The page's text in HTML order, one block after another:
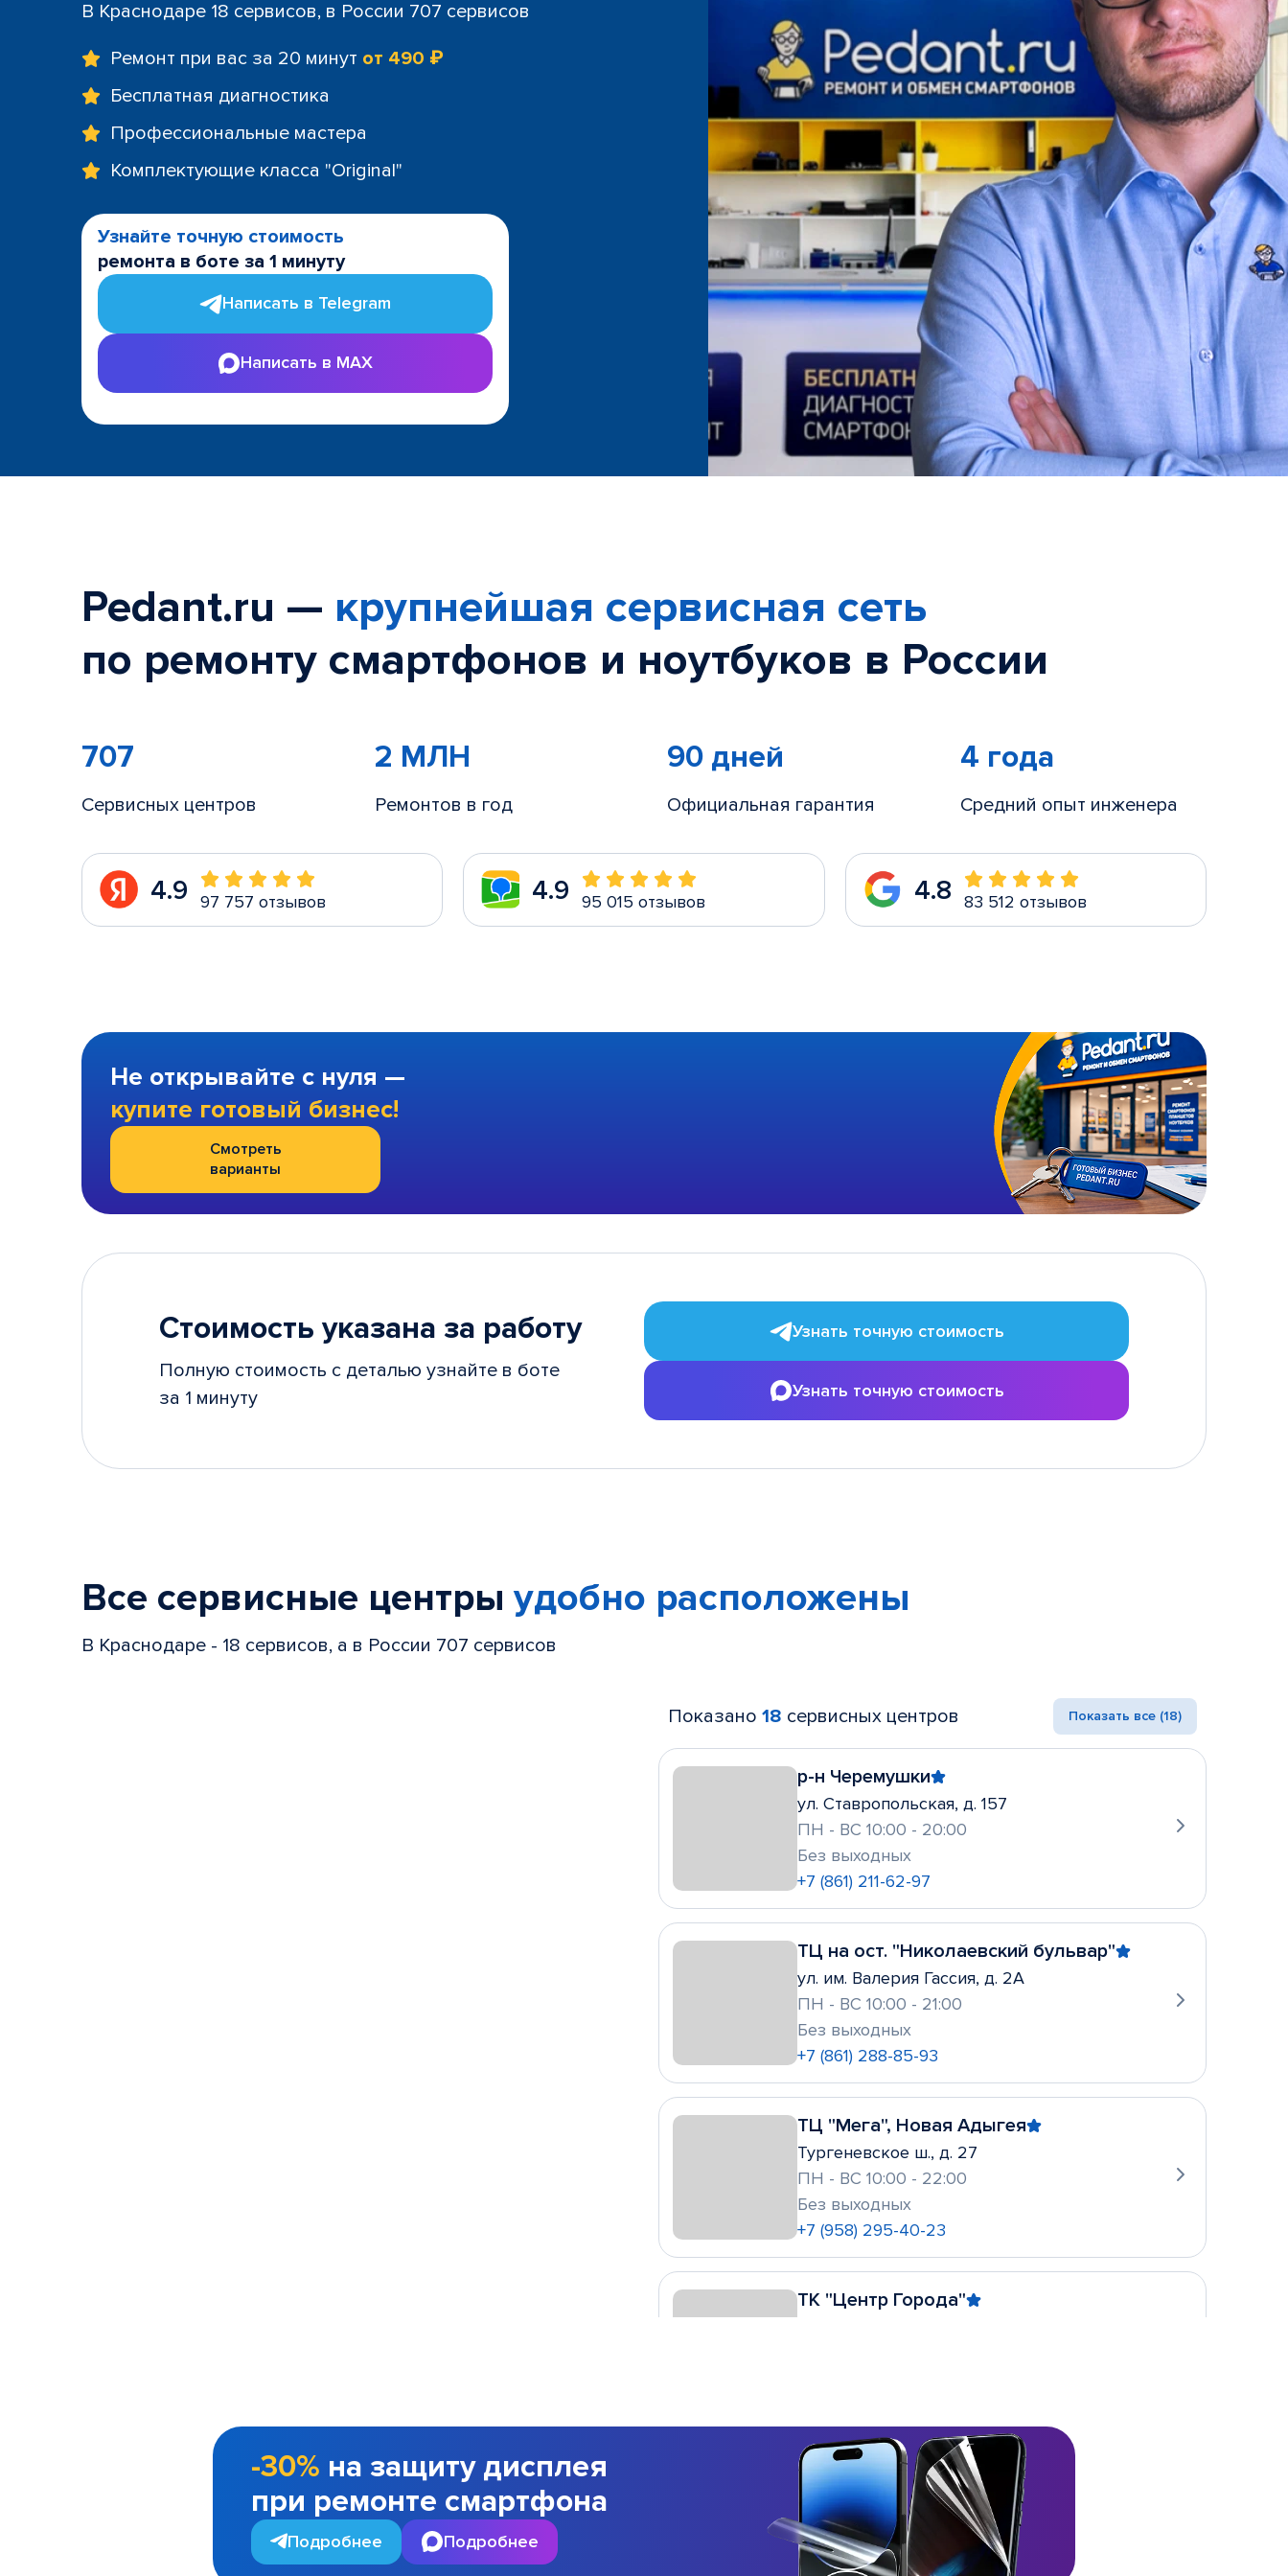
В Краснодаре 18 сервисов, в России 707 сервисов
Ремонт при вас за 20 минут от 490 ₽
Бесплатная диагностика
Профессиональные мастера
Комплектующие класса "Original"
Узнайте точную стоимость
ремонта в боте за 1 минуту
Написать в Telegram
Написать в MAX
Pedant.ru — крупнейшая сервисная сеть
по ремонту смартфонов и ноутбуков в России
707
Сервисных центров
2 МЛН
Ремонтов в год
90 дней
Официальная гарантия
4 года
Средний опыт инженера
4.9 97 757 отзывов 4.9 95 015 отзывов 4.8 83 512 отзывов
Не открывайте с нуля —
купите готовый бизнес!
Смотреть
варианты
Стоимость указана за работу
Полную стоимость с деталью узнайте в боте
за 1 минуту
Узнать точную стоимость
Узнать точную стоимость
Все сервисные центры удобно расположены
В Краснодаре - 18 сервисов, а в России 707 сервисов
Показано 18 сервисных центров Показать все (18)
р-н Черемушки
ул. Ставропольская, д. 157
ПН - ВС 10:00 - 20:00
Без выходных
+7 (861) 211-62-97
ТЦ на ост. "Николаевский бульвар"
ул. им. Валерия Гассия, д. 2А
ПН - ВС 10:00 - 21:00
Без выходных
+7 (861) 288-85-93
ТЦ "Мега", Новая Адыгея
Тургеневское ш., д. 27
ПН - ВС 10:00 - 22:00
Без выходных
+7 (958) 295-40-23
ТК "Центр Города"
Ярмарка, рядом с ТЦ "Стрелка"
ул. Московская, д. 160А
ПН - ВС 09:30 - 20:00
Без выходных
-30% на защиту дисплея
при ремонте смартфона
Подробнее Подробнее